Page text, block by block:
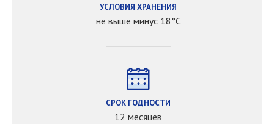
УСЛОВИЯ ХРАНЕНИЯ
не выше минус 18°С
СРОК ГОДНОСТИ
12 месяцев